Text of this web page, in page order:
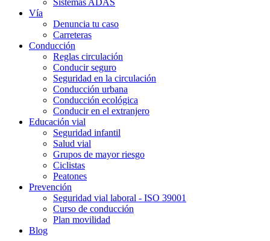
Vía
Denuncia tu caso
Carreteras
Conducción
Reglas circulación
Conducir seguro
Seguridad en la circulación
Conducción urbana
Conducción ecológica
Conducir en el extranjero
Educación vial
Seguridad infantil
Salud vial
Grupos de mayor riesgo
Ciclistas
Peatones
Prevención
Seguridad vial laboral - ISO 39001
Curso de conducción
Plan movilidad
Blog